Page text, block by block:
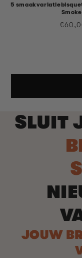
5
SLUIT
JOUW